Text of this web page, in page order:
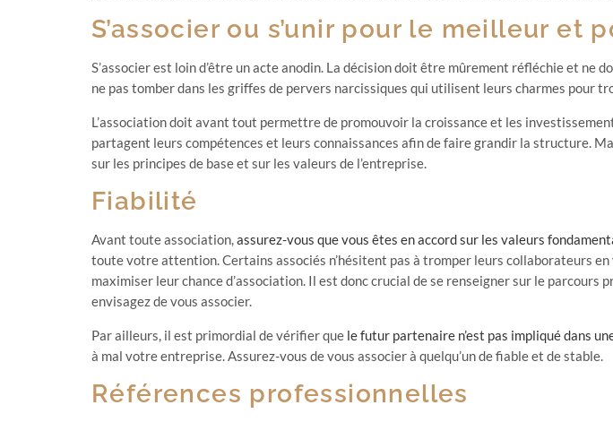
S’associer ou s’unir pour le meilleur et
S’associer est loin d’être un acte anodin. La décision doit être mûrement réfléchie et
ne pas tomber dans les griffes de pervers narcissiques qui utilisent leurs charmes pour
L’association doit avant tout permettre de promouvoir la croissance et les
partagent leurs compétences et leurs connaissances afin de faire grandir la structure.
sur les principes de base et sur les valeurs de l’entreprise.
Fiabilité
Avant toute association,assurez-vous que vous êtes en accord sur les valeurs
toute votre attention. Certains associés n’hésitent pas à tromper leurs collaborateurs en
maximiser leur chance d’association. Il est donc crucial de se renseigner sur le
envisagez de vous associer.
Par ailleurs, il est primordial de vérifier que le futur partenaire n’est pas impliqué dans
à mal votre entreprise. Assurez-vous de vous associer à quelqu’un de fiable et de stable.
Références professionnelles